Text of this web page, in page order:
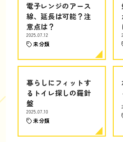
電子レンジのアース
線、延長は可能？注
意点は？
2025.07.12
未分類
暮らしにフィットす
るトイレ探しの羅針
盤
2025.07.10
未分類